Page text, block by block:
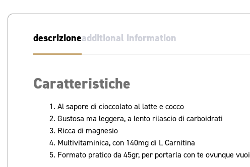
descrizioneadditional information
Caratteristiche
Al sapore di cioccolato al latte e cocco
Gustosa ma leggera, a lento rilascio di carboidrati
Ricca di magnesio
Multivitaminica, con 140mg di L Carnitina
Formato pratico da 45gr, per portarla con te ovunque vuoi